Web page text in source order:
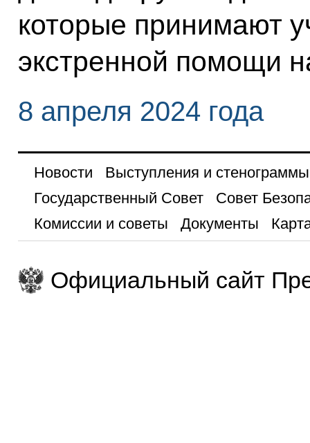
которые принимают
экстренной помощи
8 апреля 2024 года
Новости
Выступления и стенограммы
Государственный Совет
Совет
Комиссии и советы
Документы
Официальный сайт